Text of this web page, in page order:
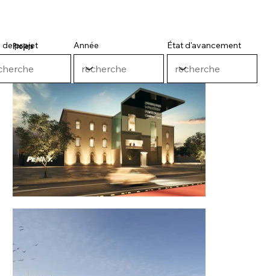
Projets
de projet Année État d'avancement